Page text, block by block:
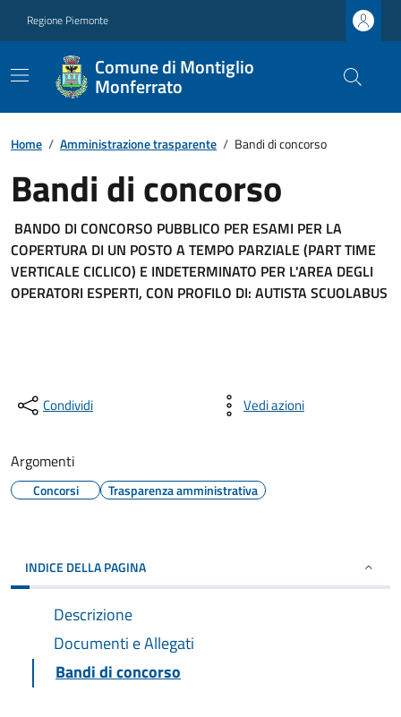
Regione Piemonte
Comune di Montiglio
Monferrato
Home / Amministrazione trasparente / Bandi di concorso
Bandi di concorso
BANDO DI CONCORSO PUBBLICO PER ESAMI PER LA
COPERTURA DI UN POSTO A TEMPO PARZIALE (PART TIME
VERTICALE CICLICO) E INDETERMINATO PER L'AREA DEGLI
OPERATORI ESPERTI, CON PROFILO DI: AUTISTA SCUOLABUS
Condividi Vedi azioni
Argomenti
Concorsi Trasparenza amministrativa
INDICE DELLA PAGINA
Descrizione
Documenti e Allegati
Bandi di concorso